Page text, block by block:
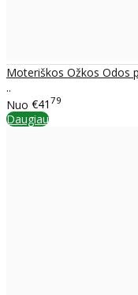
Moteriškos Ožkos Odos
..
Nuo €41 79
Daugiau